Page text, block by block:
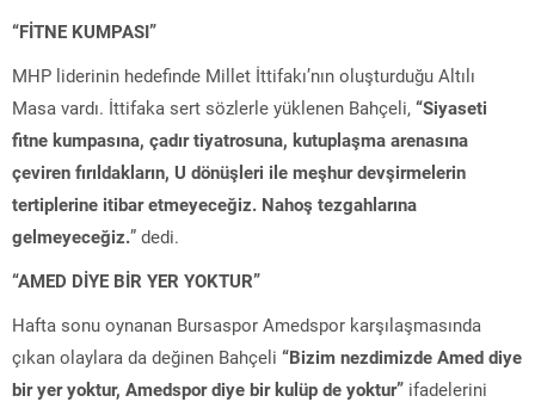
“FİTNE KUMPASI”
MHP liderinin hedefinde Millet İttifakı’nın oluşturduğu Altılı
Masa vardı. İttifaka sert sözlerle yüklenen Bahçeli, “Siyaseti
fitne kumpasına, çadır tiyatrosuna, kutuplaşma arenasına
çeviren fırıldakların, U dönüşleri ile meşhur devşirmelerin
tertiplerine itibar etmeyeceğiz. Nahoş tezgahlarına
gelmeyeceğiz.” dedi.
“AMED DİYE BİR YER YOKTUR”
Hafta sonu oynanan Bursaspor Amedspor karşılaşmasında
çıkan olaylara da değinen Bahçeli “Bizim nezdimizde Amed diye
bir yer yoktur, Amedspor diye bir kulüp de yoktur” ifadelerini